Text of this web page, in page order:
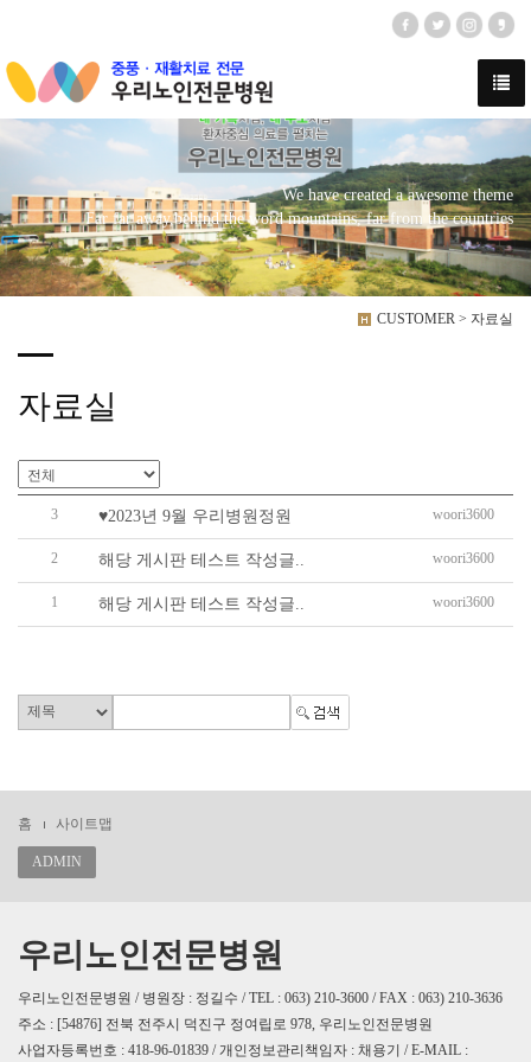
We have created a awesome theme
Far far away,behind the word mountains, far from the countries
CUSTOMER > 자료실
자료실
3 ♥2023년 9월 우리병원정원 woori3600
2 해당 게시판 테스트 작성글.. woori3600
1 해당 게시판 테스트 작성글.. woori3600
홈 사이트맵
ADMIN
우리노인전문병원
우리노인전문병원 / 병원장 : 정길수 / TEL : 063) 210-3600 / FAX : 063) 210-3636
주소 : [54876] 전북 전주시 덕진구 정여립로 978, 우리노인전문병원
사업자등록번호 : 418-96-01839 / 개인정보관리책임자 : 채용기 / E-MAIL :